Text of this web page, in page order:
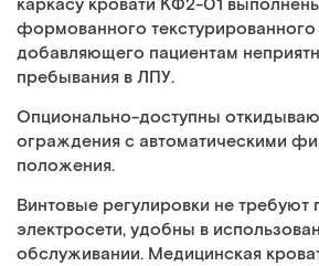
каркасу кровати КФ2-01
формованного текстурированного
добавляющего пациентам
пребывания в ЛПУ.
Опционально-доступны
ограждения с автоматическими
положения.
Винтовые регулировки не требуют
электросети, удобны в
обслуживании. Медицинская